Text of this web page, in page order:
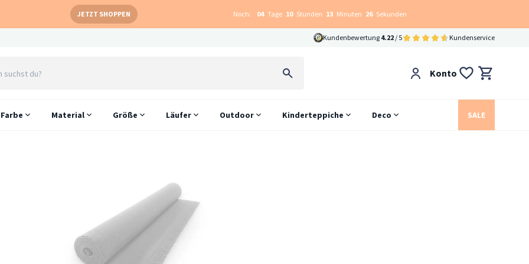
JETZT SHOPPEN Noch: 04 Tage 10 Stunden 13 Minuten 26 Sekunden
Kundenbewertung 4.22 / 5 Kundenservice
Konto
Farbe Material Größe Läufer Outdoor Kinderteppiche Deco SALE